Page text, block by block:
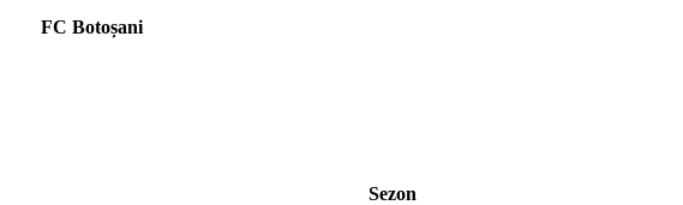
FC Botoșani
Sezon